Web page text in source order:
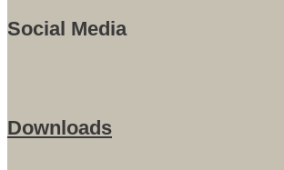
Social Media
Downloads